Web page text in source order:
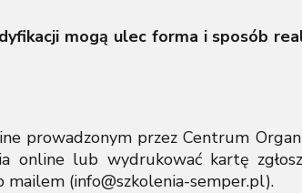
mogą ulec forma i sposób
prowadzonym przez Centrum
online lub wydrukować kartę
mailem (info@szkolenia-semper.pl).